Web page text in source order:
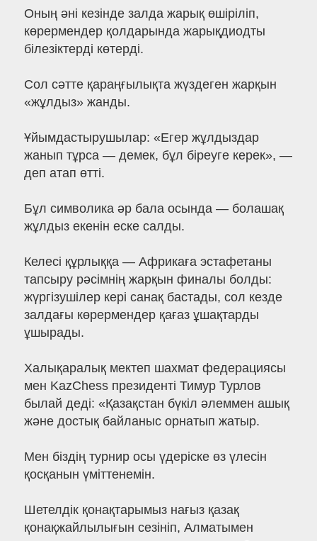
Оның әні кезінде залда жарық өшіріліп,
көрермендер қолдарында жарықдиодты
білезіктерді көтерді.
Сол сәтте қараңғылықта жүздеген жарқын
«жұлдыз» жанды.
Ұйымдастырушылар: «Егер жұлдыздар
жанып тұрса — демек, бұл біреуге керек», —
деп атап өтті.
Бұл символика әр бала осында — болашақ
жұлдыз екенін еске салды.
Келесі құрлыққа — Африкаға эстафетаны
тапсыру рәсімнің жарқын финалы болды:
жүргізушілер кері санақ бастады, сол кезде
залдағы көрермендер қағаз ұшақтарды
ұшырады.
Халықаралық мектеп шахмат федерациясы
мен KazChess президенті Тимур Турлов
былай деді: «Қазақстан бүкіл әлеммен ашық
және достық байланыс орнатып жатыр.
Мен біздің турнир осы үдеріске өз үлесін
қосқанын үміттенемін.
Шетелдік қонақтарымыз нағыз қазақ
қонақжайлылығын сезініп, Алматымен